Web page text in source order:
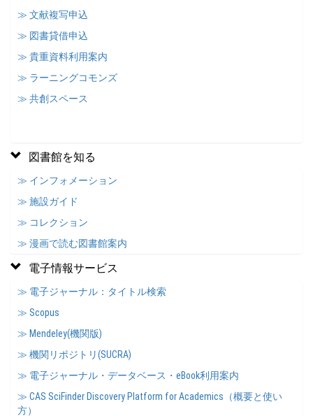
≫ 文献複写申込
≫ 図書貸借申込
≫ 貴重資料利用案内
≫ ラーニングコモンズ
≫ 共創スペース
図書館を知る
≫ インフォメーション
≫ 施設ガイド
≫ コレクション
≫ 漫画で読む図書館案内
電子情報サービス
≫ 電子ジャーナル：タイトル検索
≫ Scopus
≫ Mendeley(機関版)
≫ 機関リポジトリ(SUCRA)
≫ 電子ジャーナル・データベース・eBook利用案内
≫ CAS SciFinder Discovery Platform for Academics（概要と使い
方）